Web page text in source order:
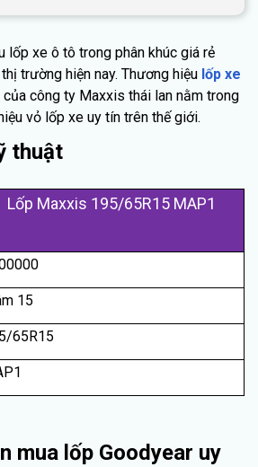
lốp xe ô tô trong phân khúc giá rẻ
trường hiện nay. Thương hiệu lốp xe
công ty Maxxis thái lan nằm trong
vỏ lốp xe uy tín trên thế giới.
thuật
Lốp Maxxis 195/65R15 MAP1
15
65R15
mua lốp Goodyear uy